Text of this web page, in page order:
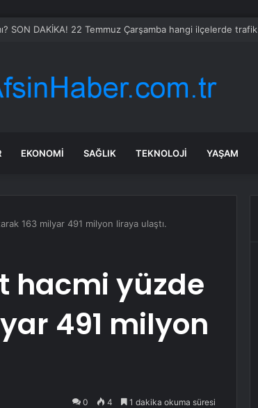
Ruhsatsız Tabanca Çıktı
EKONOMI SAĞLIK TEKNOLOJI YAŞAM
163 milyar 491 milyon liraya ulaştı.
hacmi yüzde
491 milyon
0 4 1 dakika okuma süresi